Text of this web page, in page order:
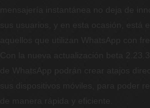
sus usuarios, y en esta ocasión, está
de WhatsApp podrán crear atajos
de manera rápida y eficiente.